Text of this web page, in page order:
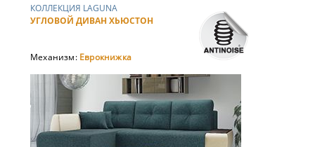
КОЛЛЕКЦИЯ LAGUNA
УГЛОВОЙ ДИВАН ХЬЮСТОН
Механизм: Еврокнижка